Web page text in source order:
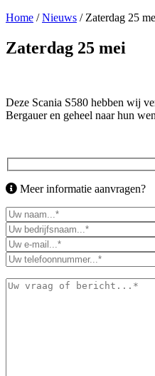
Home /Nieuws / Zaterdag 25
Zaterdag 25 mei
Deze Scania S580 hebben wij
Bergauer en geheel naar hun
Meer informatie aanvragen?